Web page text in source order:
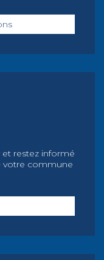
et restez informé
votre commune